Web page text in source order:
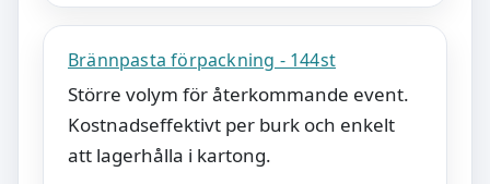
Brännpasta förpackning - 144st
Större volym för återkommande event.
Kostnadseffektivt per burk och enkelt
att lagerhålla i kartong.